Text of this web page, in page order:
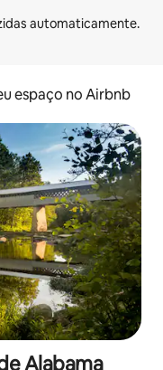
espaço no Airbnb
Alabama